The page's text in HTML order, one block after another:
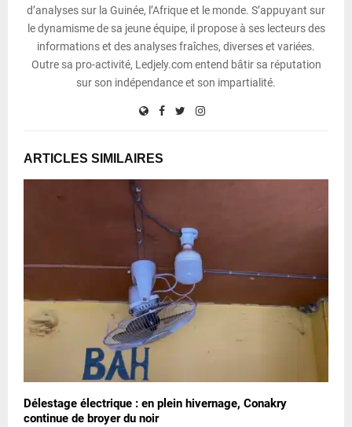
d’analyses sur la Guinée, l’Afrique et le monde. S’appuyant sur
le dynamisme de sa jeune équipe, il propose à ses lecteurs des
informations et des analyses fraîches, diverses et variées.
Outre sa pro-activité, Ledjely.com entend bâtir sa réputation
sur son indépendance et son impartialité.
ARTICLES SIMILAIRES
Délestage électrique : en plein hivernage, Conakry
continue de broyer du noir